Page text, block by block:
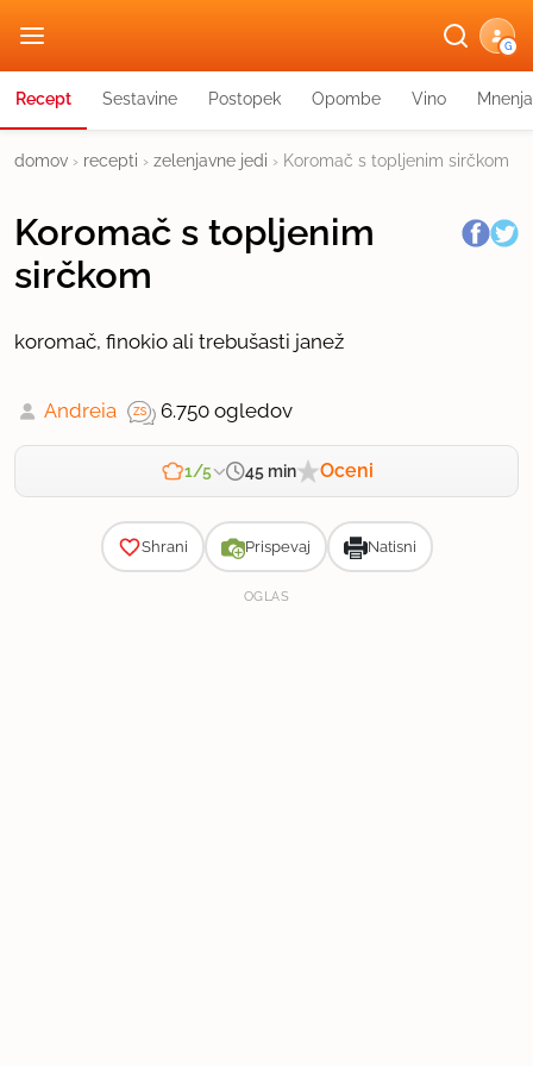
G
Recept Sestavine Postopek Opombe Vino Mnenja
domov › recepti › zelenjavne jedi › Koromač s topljenim sirčkom
Koromač s topljenim
sirčkom
koromač, finokio ali trebušasti janež
Andreia 6.750 ogledov
1/5 45 min Oceni
Shrani Prispevaj Natisni
OGLAS